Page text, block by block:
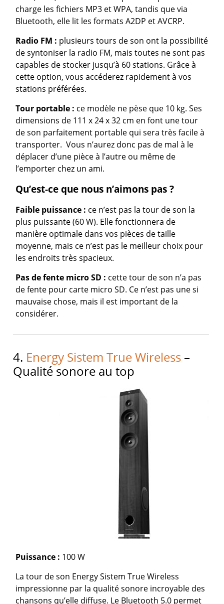
charge les fichiers MP3 et WPA, tandis que via
Bluetooth, elle lit les formats A2DP et AVCRP.
Radio FM : plusieurs tours de son ont la possibilité
de syntoniser la radio FM, mais toutes ne sont pas
capables de stocker jusqu’à 60 stations. Grâce à
cette option, vous accéderez rapidement à vos
stations préférées.
Tour portable : ce modèle ne pèse que 10 kg. Ses
dimensions de 111 x 24 x 32 cm en font une tour
de son parfaitement portable qui sera très facile à
transporter. Vous n’aurez donc pas de mal à le
déplacer d’une pièce à l’autre ou même de
l’emporter chez un ami.
Qu’est-ce que nous n’aimons pas ?
Faible puissance : ce n’est pas la tour de son la
plus puissante (60 W). Elle fonctionnera de
manière optimale dans vos pièces de taille
moyenne, mais ce n’est pas le meilleur choix pour
les endroits très spacieux.
Pas de fente micro SD : cette tour de son n’a pas
de fente pour carte micro SD. Ce n’est pas une si
mauvaise chose, mais il est important de la
considérer.
4. Energy Sistem True Wireless –
Qualité sonore au top
Puissance : 100 W
La tour de son Energy Sistem True Wireless
impressionne par la qualité sonore incroyable des
chansons qu’elle diffuse. Le Bluetooth 5.0 permet